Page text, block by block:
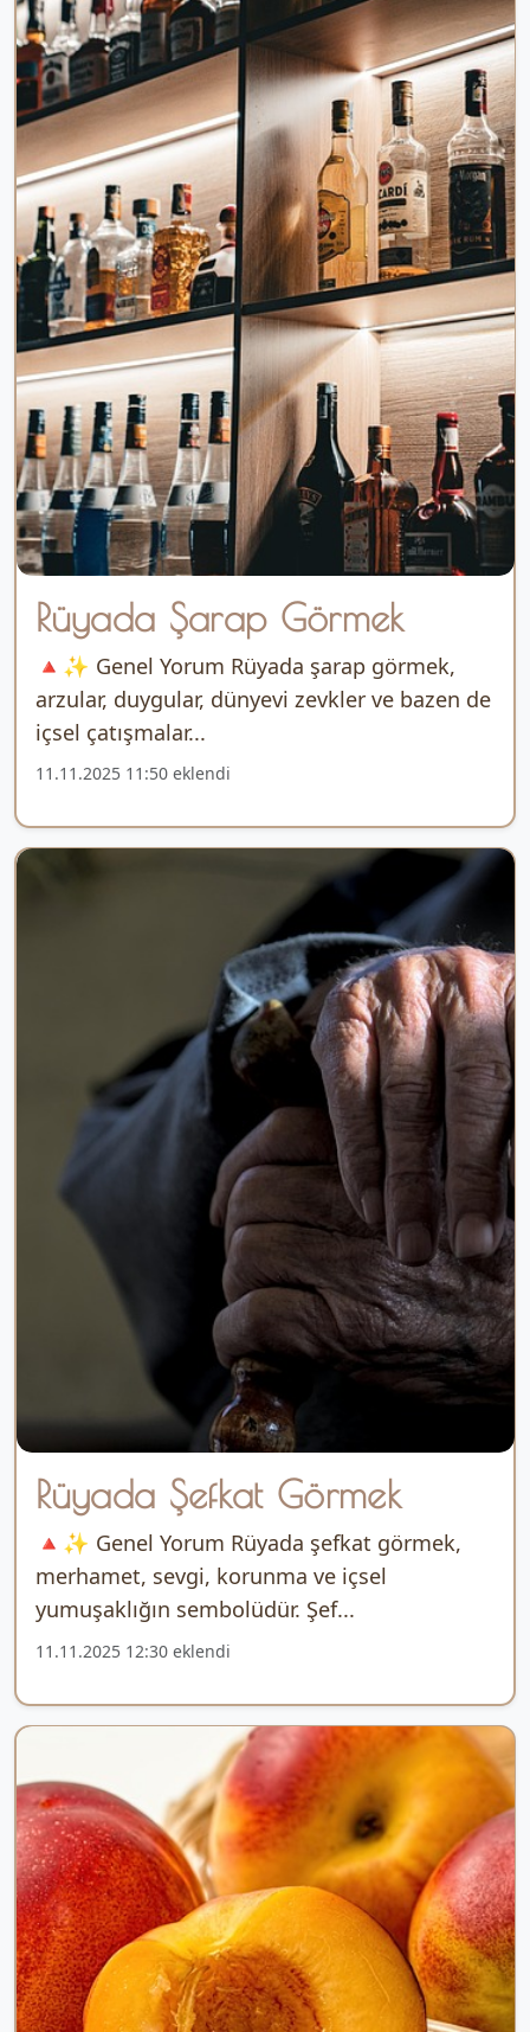
Rüyada Şarap Görmek
🔺✨ Genel Yorum Rüyada şarap görmek,
arzular, duygular, dünyevi zevkler ve bazen de
içsel çatışmalar...
11.11.2025 11:50 eklendi
Rüyada Şefkat Görmek
🔺✨ Genel Yorum Rüyada şefkat görmek,
merhamet, sevgi, korunma ve içsel
yumuşaklığın sembolüdür. Şef...
11.11.2025 12:30 eklendi